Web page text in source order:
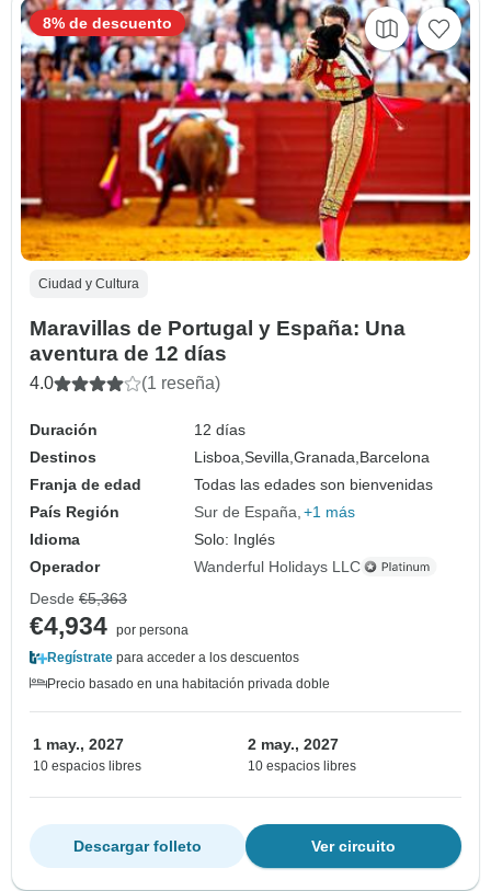
Ciudad y Cultura
Maravillas de Portugal y España: Una
aventura de 12 días
4.0 (1 reseña)
Duración
12 días
Destinos
Lisboa,Sevilla,Granada, Barcelona
Franja de edad
Todas las edades son bienvenidas
País Región
Sur de España +1 más
Idioma
Solo: Inglés
Operador
Wanderful Holidays LLC
8% de descuento
Desde €5,363
€4,934 por persona
Regístrate para acceder a los descuentos
Precio basado en una habitación privada doble
1 may., 2027
10 espacios libres
2 may., 2027
10 espacios libres
Ver circuito
Descargar folleto